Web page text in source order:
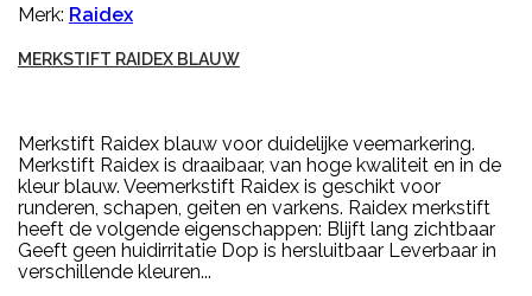
Merk: Raidex
MERKSTIFT RAIDEX BLAUW
Merkstift Raidex blauw voor duidelijke veemarkering.
Merkstift Raidex is draaibaar, van hoge kwaliteit en in de
kleur blauw. Veemerkstift Raidex is geschikt voor
runderen, schapen, geiten en varkens. Raidex merkstift
heeft de volgende eigenschappen: Blijft lang zichtbaar
Geeft geen huidirritatie Dop is hersluitbaar Leverbaar in
verschillende kleuren...